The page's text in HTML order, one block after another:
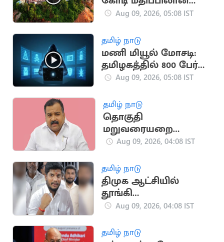
கோயில் நிலம் மோசடி
Aug 09, 2026, 05:08 IST
தமிழ் நாடு
மணி மியூல் மோசடி:
தமிழகத்தில் 800 பேர்
கைது
Aug 09, 2026, 05:08 IST
தமிழ் நாடு
தொகுதி
மறுவரையறை
மசோதா மிகப்பெரிய
மாணிக்கம் தாகூர்
Aug 09, 2026, 04:08 IST
தமிழ் நாடு
திமுக ஆட்சியில்
தூங்கி
கொண்டிருந்தார்களா?
Aug 09, 2026, 04:08 IST
தமிழ் நாடு